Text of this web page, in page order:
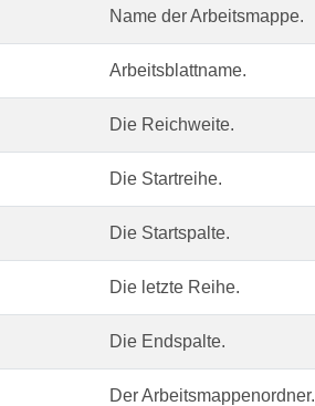
Name der Arbeitsmappe.
Arbeitsblattname.
Die Reichweite.
Die Startreihe.
Die Startspalte.
Die letzte Reihe.
Die Endspalte.
Der Arbeitsmappenordner.